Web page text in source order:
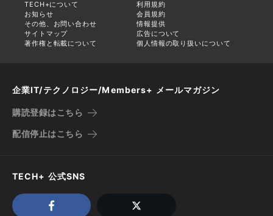
TECH+について
利用規約
お知らせ
会員規約
その他、お問い合わせ
情報提供
サイトマップ
広告について
著作権と転載について
個人情報の取り扱いについて
企業IT/テクノロジー/Members+ メールマガジン
購読登録はこちら
配信停止はこちら
TECH+ 公式SNS